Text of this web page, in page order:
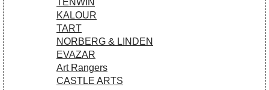
TENWIN
KALOUR
TART
NORBERG & LINDEN
EVAZAR
Art Rangers
CASTLE ARTS